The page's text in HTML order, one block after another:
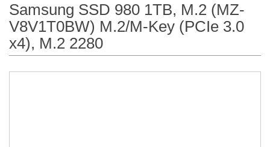
Samsung SSD 980 1TB, M.2 (MZ-
V8V1T0BW) M.2/M-Key (PCIe 3.0
x4), M.2 2280